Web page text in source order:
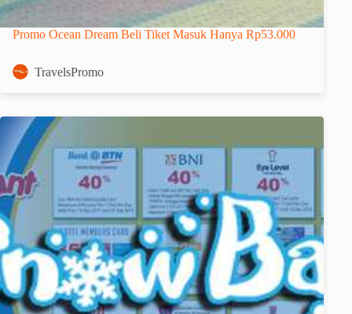
Promo Ocean Dream Beli Tiket Masuk Hanya Rp53.000
TravelsPromo